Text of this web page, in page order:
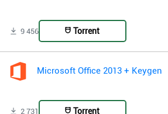
9 456 Torrent
Microsoft Office 2013 + Keygen
2 731 Torrent